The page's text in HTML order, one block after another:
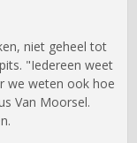
niet geheel tot
"Iedereen weet
we weten ook hoe
Van Moorsel.